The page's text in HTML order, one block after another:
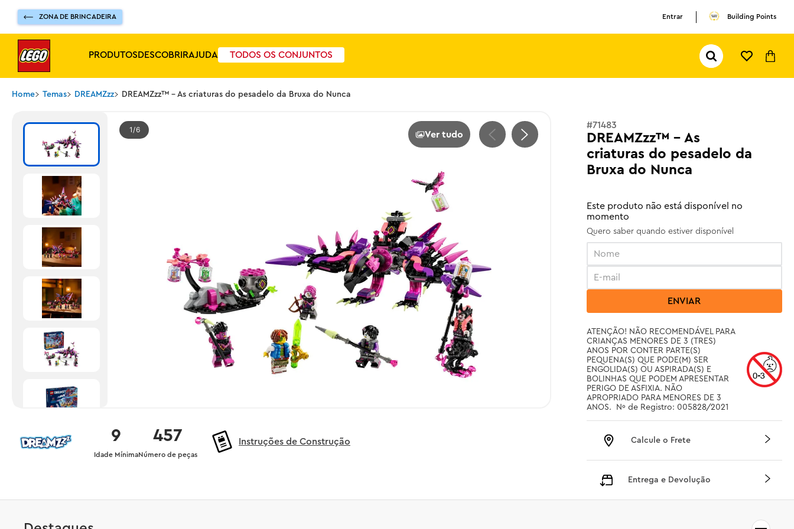
ZONA DE BRINCADEIRA Entrar Building Points
PRODUTOSDESCOBRIRAJUDA TODOS OS CONJUNTOS
Pesquisar...
Home Temas DREAMZzz DREAMZzz™ - As criaturas do pesadelo da Bruxa do Nunca
1 6 Ver tudo
457
Número de peças
9
Idade Mínima
Instruções de Construção
#71483
DREAMZzz™ - As
criaturas do pesadelo da
Bruxa do Nunca
Este produto não está disponível no
momento
Quero saber quando estiver disponível
ENVIAR
ATENÇÃO! NÃO RECOMENDÁVEL PARA
CRIANÇAS MENORES DE 3 (TRES)
ANOS POR CONTER PARTE(S)
PEQUENA(S) QUE PODE(M) SER
ENGOLIDA(S) OU ASPIRADA(S) E
BOLINHAS QUE PODEM APRESENTAR
PERIGO DE ASFIXIA. NÃO
APROPRIADO PARA MENORES DE 3
ANOS.  Nº de Registro: 005828/2021
Calcule o Frete
Entrega e Devolução
pokemon
ferrari